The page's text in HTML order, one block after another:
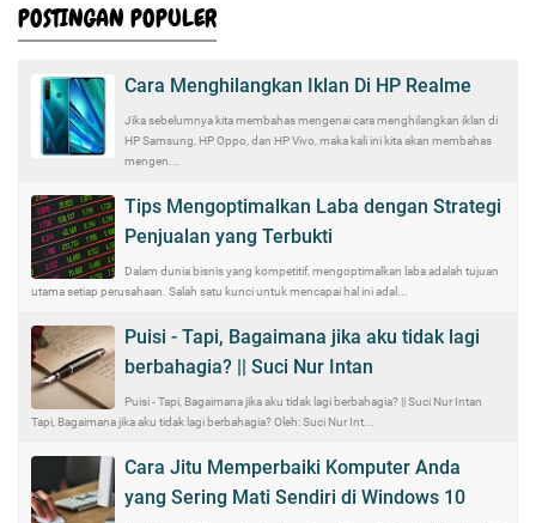
POSTINGAN POPULER
Cara Menghilangkan Iklan Di HP Realme
Jika sebelumnya kita membahas mengenai cara menghilangkan iklan di
HP Samsung, HP Oppo, dan HP Vivo, maka kali ini kita akan membahas
mengen...
Tips Mengoptimalkan Laba dengan Strategi
Penjualan yang Terbukti
Dalam dunia bisnis yang kompetitif, mengoptimalkan laba adalah tujuan
utama setiap perusahaan. Salah satu kunci untuk mencapai hal ini adal...
Puisi - Tapi, Bagaimana jika aku tidak lagi
berbahagia? || Suci Nur Intan
Puisi - Tapi, Bagaimana jika aku tidak lagi berbahagia? || Suci Nur Intan
Tapi, Bagaimana jika aku tidak lagi berbahagia? Oleh: Suci Nur Int...
Cara Jitu Memperbaiki Komputer Anda
yang Sering Mati Sendiri di Windows 10